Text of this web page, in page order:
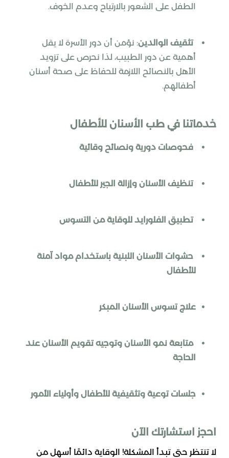
الطفل على الشعور بالارتياح وعدم الخوف.
تثقيف الوالدين: نؤمن أن دور الأسرة لا يقل
أهمية عن دور الطبيب، لذا نحرص على تزويد
الأهل بالنصائح اللازمة للحفاظ على صحة أسنان
أطفالهم.
خدماتنا في طب الأسنان للأطفال
فحوصات دورية ونصائح وقائية
تنظيف الأسنان وإزالة الجير للأطفال
تطبيق الفلورايد للوقاية من التسوس
حشوات الأسنان اللبنية باستخدام مواد آمنة
للأطفال
علاج تسوس الأسنان المبكر
متابعة نمو الأسنان وتوجيه تقويم الأسنان عند
الحاجة
جلسات توعية وتثقيفية للأطفال وأولياء الأمور
احجز استشارتك الآن
لا تنتظر حتى تبدأ المشكلة! الوقاية دائمًا أسهل من